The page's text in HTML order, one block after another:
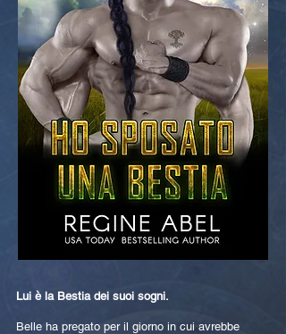
Lui è la Bestia dei suoi sogni.
Belle ha pregato per il giorno in cui avrebbe